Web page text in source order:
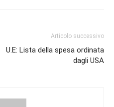
Articolo successivo
U.E: Lista della spesa ordinata
dagli USA